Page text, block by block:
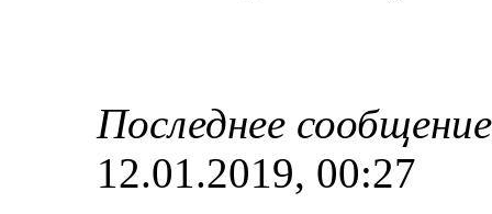
Последнее
12.01.2019, 00:27